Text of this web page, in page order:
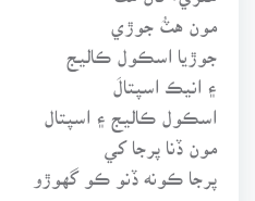
مون هٽُ جوڙي
جوڙيا اسڪول ڪاليج
۽ انيڪ اسپتالَ
اسڪول ڪاليج ۽ اسپتال
مون ڏنا پرجا کي
پرجا ڪونه ڏنو ڪو گهوڙو